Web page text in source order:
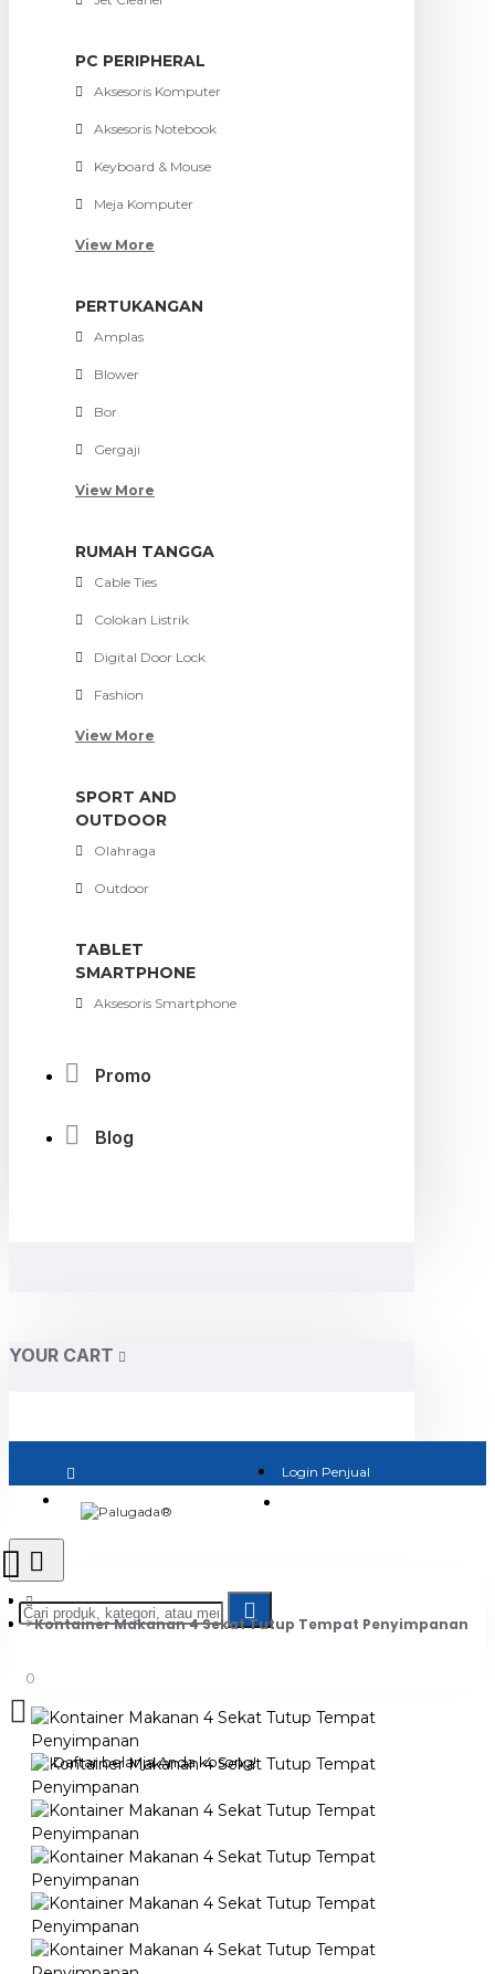
PC PERIPHERAL
Aksesoris Komputer
Aksesoris Notebook
Keyboard & Mouse
Meja Komputer
View More
PERTUKANGAN
Amplas
Blower
Bor
Gergaji
View More
RUMAH TANGGA
Cable Ties
Colokan Listrik
Digital Door Lock
Fashion
View More
SPORT AND
OUTDOOR
Olahraga
Outdoor
TABLET
SMARTPHONE
Aksesoris Smartphone
Promo
Blog
YOUR CART
Login Penjual
0
Daftar belanja Anda kosong!
Kontainer Makanan 4 Sekat Tutup Tempat Penyimpanan